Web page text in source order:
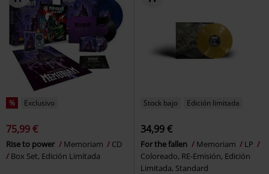
% Exclusivo
75,99 €
Rise to power Memoriam
CD
Box Set, Edición Limitada
Stock bajo Edición limitada
34,99 €
For the fallen Memoriam
LP
Coloreado, RE-Emisión, Edición
Limitada, Standard